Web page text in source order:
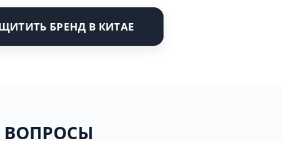
БРЕНД В КИТАЕ
ВОПРОСЫ